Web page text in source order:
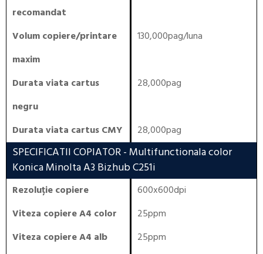
recomandat
Volum copiere/printare
maxim
130,000pag/luna
Durata viata cartus
negru
28,000pag
Durata viata cartus CMY 28,000pag
SPECIFICATII COPIATOR- Multifunctionala color
Konica Minolta A3 Bizhub C251i
Rezoluție copiere
600x600dpi
Viteza copiere A4 color
25ppm
Viteza copiere A4 alb
25ppm